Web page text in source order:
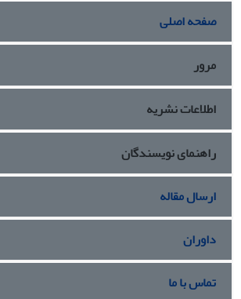
صفحه اصلی
مرور
اطلاعات نشریه
راهنمای نویسندگان
ارسال مقاله
داوران
تماس با ما